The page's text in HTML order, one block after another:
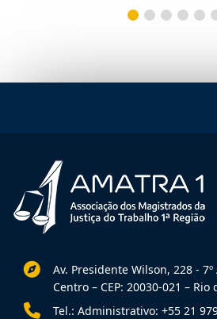
Av. Presidente Wilson, 228 -
Centro – CEP: 20030-021 – Rio
Tel.: Administrativo: +55 21